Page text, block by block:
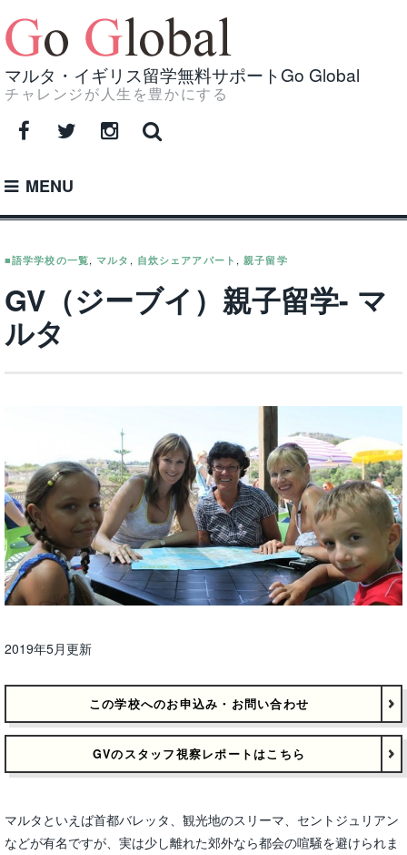
to
content
マルタ・イギリス留学無料サポートGo Global
チャレンジが人生を豊かにする
FacebookTwitterInstagram
MENU
■語学学校の一覧,マルタ , 自炊シェアアパート ,親子留学
GV（ジーブイ）親子留学- マ
ルタ
2019年5月更新
この学校へのお申込み・お問い合わせ
GVのスタッフ視察レポートはこちら
マルタといえば首都バレッタ、観光地のスリーマ、セントジュリアン
などが有名ですが、実は少し離れた郊外なら都会の喧騒を避けられま